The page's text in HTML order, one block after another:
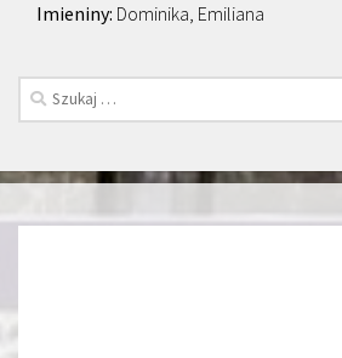
Dominika, Emiliana
Szukaj: